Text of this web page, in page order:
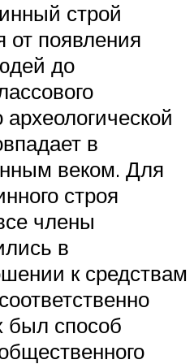
строй
от появления
до
в
веком. Для
строя
члены
в
к средствам
был способ